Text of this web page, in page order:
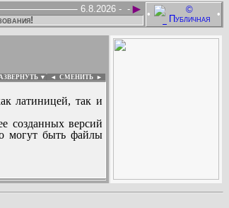
• •
►
-
6.8.2026 -
▼ ◄ СМЕНИТЬ ►
латиницей, так и
созданных версий
могут быть файлы
: